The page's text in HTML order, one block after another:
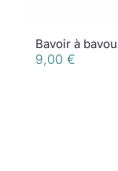
Bavoir à
9,00 €